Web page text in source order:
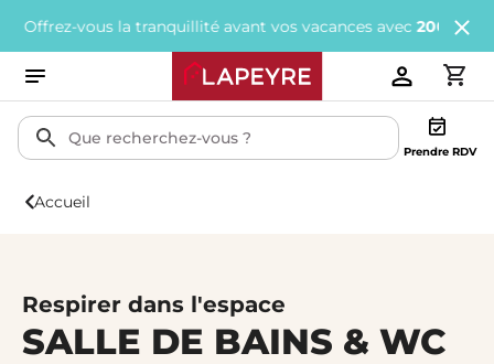
la tranquillité avant vos vacances avec200€ offertstous les
Prendre RDV
Accueil
Respirer dans l'espace
SALLE DE BAINS & WC